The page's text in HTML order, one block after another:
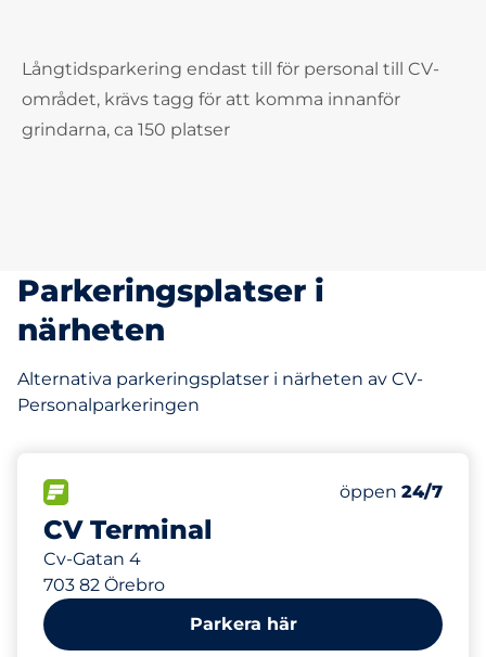
Långtidsparkering endast till för personal till CV-
området, krävs tagg för att komma innanför
grindarna, ca 150 platser
Parkeringsplatser i
närheten
Alternativa parkeringsplatser i närheten av CV-
Personalparkeringen
CV Terminal
Cv-Gatan 4
703 82 Örebro
Antal
Totalt antal
öppen 24/7
272 m
Parkera här